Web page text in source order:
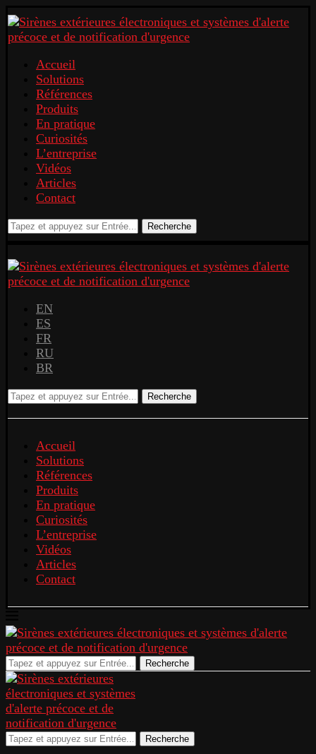
Accueil
Solutions
Références
Produits
En pratique
Curiosités
L’entreprise
Vidéos
Articles
Contact
Recherche
EN
ES
FR
RU
BR
Recherche
Accueil
Solutions
Références
Produits
En pratique
Curiosités
L’entreprise
Vidéos
Articles
Contact
Recherche
Recherche